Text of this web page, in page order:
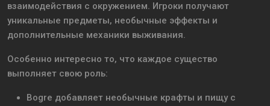
взаимодействия с окружением. Игроки получают
уникальные предметы, необычные эффекты и
дополнительные механики выживания.
Особенно интересно то, что каждое существо
выполняет свою роль:
Bogre добавляет необычные крафты и пищу с